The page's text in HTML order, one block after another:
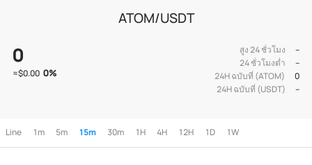
ATOM/USDT
0
≈$0.00 0%
สูง 24 ชั่วโมง
--
24 ชั่วโมงต่ำ
--
24H ฉบับที่ (ATOM)
0
24H ฉบับที่ (USDT)
--
Line 1m 5m 15m 30m 1H 4H 12H 1D 1W